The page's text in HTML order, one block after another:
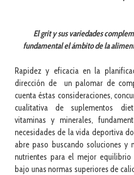
El grit y sus variedades
fundamental el ámbito de la
Rapidez y eficacia en la
dirección de un palomar de
cuenta éstas consideraciones,
cualitativa de suplementos
vitaminas y minerales,
necesidades de la vida deportiva
abre paso buscando soluciones y
nutrientes para el mejor
bajo unas normas superiores de